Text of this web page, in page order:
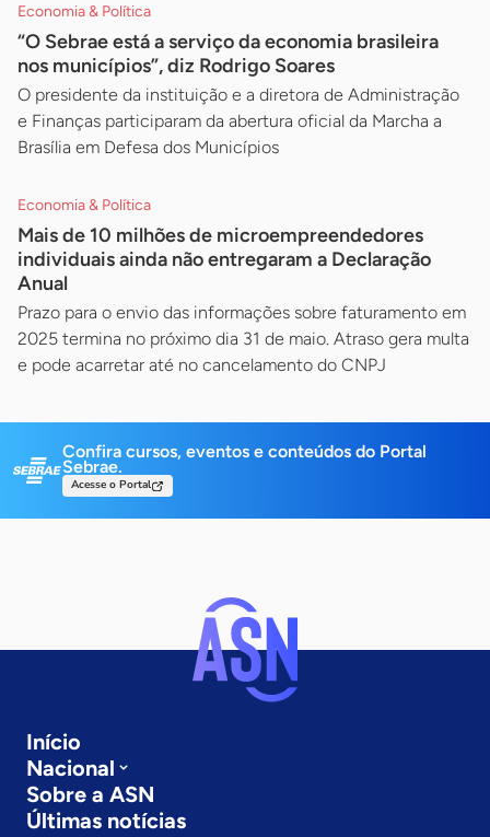
Economia & Política
“O Sebrae está a serviço da economia brasileira
nos municípios”, diz Rodrigo Soares
O presidente da instituição e a diretora de Administração
e Finanças participaram da abertura oficial da Marcha a
Brasília em Defesa dos Municípios
Economia & Política
Mais de 10 milhões de microempreendedores
individuais ainda não entregaram a Declaração
Anual
Prazo para o envio das informações sobre faturamento em
2025 termina no próximo dia 31 de maio. Atraso gera multa
e pode acarretar até no cancelamento do CNPJ
Confira cursos, eventos e conteúdos do Portal
Sebrae.
Acesse o Portal
Início
Nacional
Sobre a ASN
Últimas notícias